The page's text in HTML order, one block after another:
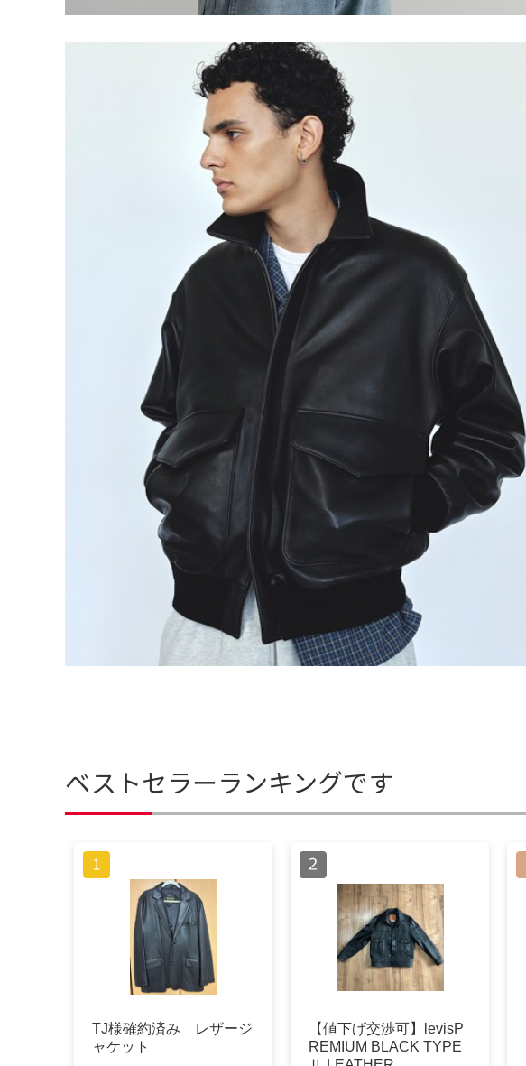
ベストセラーランキングです
TJ様確約済み レザージ
ャケット
【値下げ交渉可】levisP
REMIUM BLACK TYPE